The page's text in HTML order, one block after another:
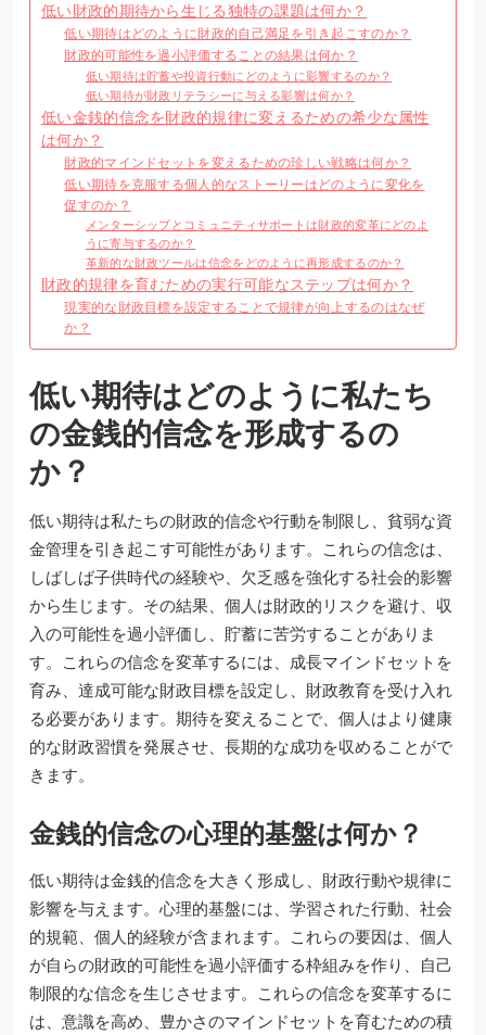
低い財政的期待から生じる独特の課題は何か？
低い期待はどのように財政的自己満足を引き起こすのか？
財政的可能性を過小評価することの結果は何か？
低い期待は貯蓄や投資行動にどのように影響するのか？
低い期待が財政リテラシーに与える影響は何か？
低い金銭的信念を財政的規律に変えるための希少な属性
は何か？
財政的マインドセットを変えるための珍しい戦略は何か？
低い期待を克服する個人的なストーリーはどのように変化を
促すのか？
メンターシップとコミュニティサポートは財政的変革にどのよ
うに寄与するのか？
革新的な財政ツールは信念をどのように再形成するのか？
財政的規律を育むための実行可能なステップは何か？
現実的な財政目標を設定することで規律が向上するのはなぜ
か？
低い期待はどのように私たち
の金銭的信念を形成するの
か？
低い期待は私たちの財政的信念や行動を制限し、貧弱な資
金管理を引き起こす可能性があります。これらの信念は、
しばしば子供時代の経験や、欠乏感を強化する社会的影響
から生じます。その結果、個人は財政的リスクを避け、収
入の可能性を過小評価し、貯蓄に苦労することがありま
す。これらの信念を変革するには、成長マインドセットを
育み、達成可能な財政目標を設定し、財政教育を受け入れ
る必要があります。期待を変えることで、個人はより健康
的な財政習慣を発展させ、長期的な成功を収めることがで
きます。
金銭的信念の心理的基盤は何か？
低い期待は金銭的信念を大きく形成し、財政行動や規律に
影響を与えます。心理的基盤には、学習された行動、社会
的規範、個人的経験が含まれます。これらの要因は、個人
が自らの財政的可能性を過小評価する枠組みを作り、自己
制限的な信念を生じさせます。これらの信念を変革するに
は、意識を高め、豊かさのマインドセットを育むための積